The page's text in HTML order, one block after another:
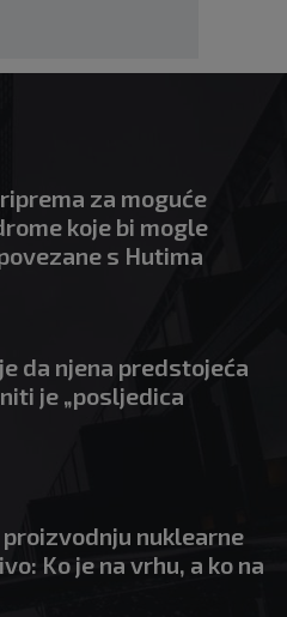
za moguće
koje bi mogle
s Hutima
da njena predstojeća
je „posljedica
nuklearne
Ko je na vrhu, a ko na